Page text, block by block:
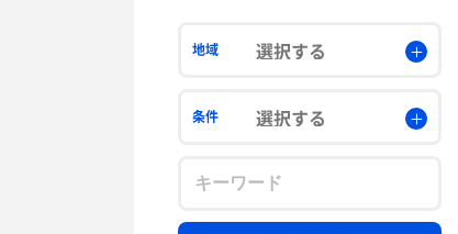
地域 選択する
条件 選択する